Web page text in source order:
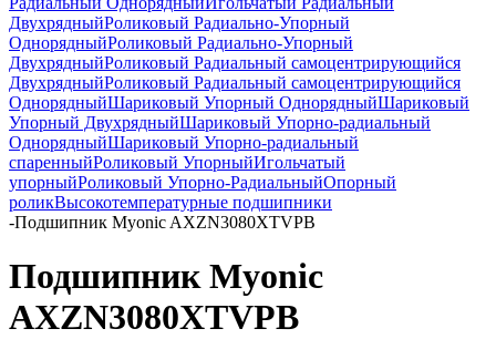
ДвухрядныйРоликовый Радиально-Упорный
ОднорядныйРоликовый Радиально-Упорный
ДвухрядныйРоликовый Радиальный самоцентрирующийся
ДвухрядныйРоликовый Радиальный самоцентрирующийся
ОднорядныйШариковый Упорный ОднорядныйШариковый
Упорный ДвухрядныйШариковый Упорно-радиальный
ОднорядныйШариковый Упорно-радиальный
спаренныйРоликовый УпорныйИгольчатый
упорныйРоликовый Упорно-РадиальныйОпорный
роликВысокотемпературные подшипники
-Подшипник Myonic AXZN3080XTVPB
Подшипник Myonic
AXZN3080XTVPB